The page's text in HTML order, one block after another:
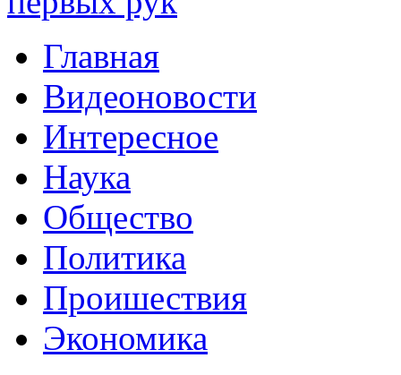
Главная
Видеоновости
Интересное
Наука
Общество
Политика
Проишествия
Экономика